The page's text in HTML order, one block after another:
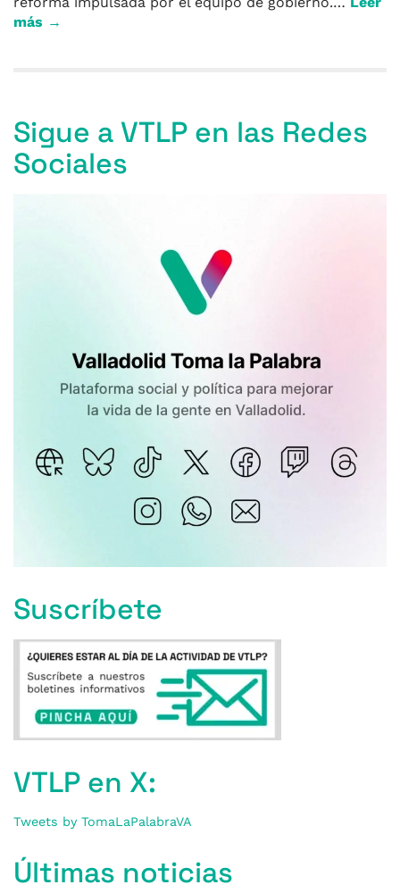
más →
Sigue a VTLP en las Redes
Sociales
Suscríbete
VTLP en X:
Tweets by TomaLaPalabraVA
Últimas noticias